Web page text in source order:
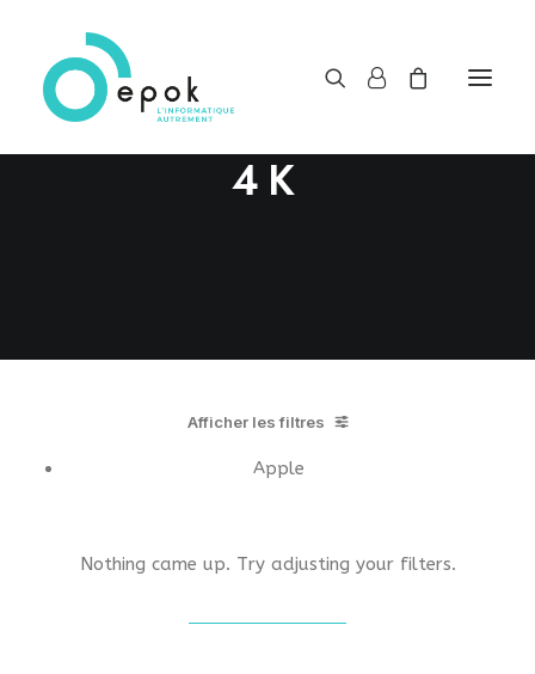
4K
Afficher les filtres
Apple
Nothing came up. Try adjusting your filters.